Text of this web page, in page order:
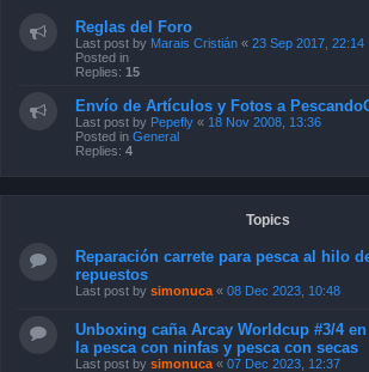
Reglas del Foro
Last post by Marais Cristián « 23 Sep 2017, 22:14
Posted in
Replies: 15
Envío de Artículos y Fotos a
Last post by Pepefly « 18 Nov 2008, 13:36
Posted in General
Replies: 4
Topics
Reparación carrete para pesca al hilo
repuestos
Last post by simonuca « 08 Dec 2023, 10:48
Unboxing caña Arcay Worldcup #3/4
la pesca con ninfas y pesca con secas
Last post by simonuca « 07 Dec 2023, 12:37